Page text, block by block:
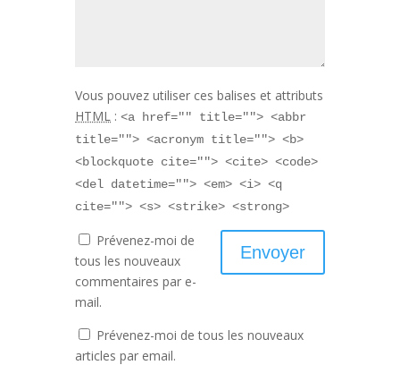
Vous pouvez utiliser ces balises et attributs
HTML : <a href="" title=""> <abbr
title=""> <acronym title=""> <b>
<blockquote cite=""> <cite> <code>
<del datetime=""> <em> <i> <q
cite=""> <s> <strike> <strong>
Prévenez-moi de
tous les nouveaux
commentaires par e-
mail.
Prévenez-moi de tous les nouveaux
articles par email.